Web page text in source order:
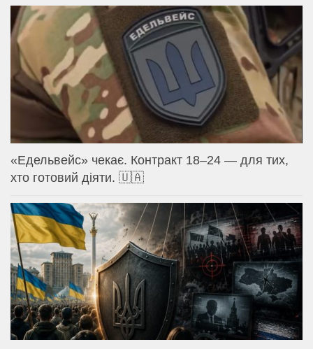
«Едельвейс» чекає. Контракт 18–24 — для тих,
хто готовий діяти. 🇺🇦